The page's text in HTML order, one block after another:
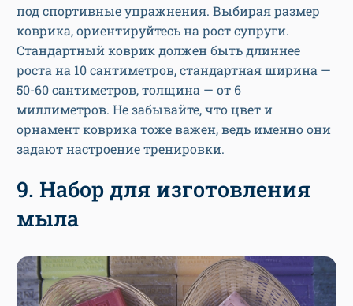
под спортивные упражнения. Выбирая размер
коврика, ориентируйтесь на рост супруги.
Стандартный коврик должен быть длиннее
роста на 10 сантиметров, стандартная ширина —
50-60 сантиметров, толщина — от 6
миллиметров. Не забывайте, что цвет и
орнамент коврика тоже важен, ведь именно они
задают настроение тренировки.
9. Набор для изготовления
мыла